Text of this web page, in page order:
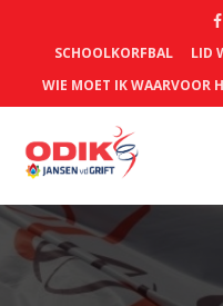
SCHOOLKORFBAL LID
WIE MOET IK WAARVOOR